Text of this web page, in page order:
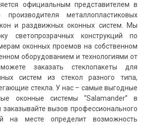
официальным представителем в
производителя металлопластиковых
и раздвижных оконных систем. Мы
светопрозрачных конструкций по
оконных проемов на собственном
оборудованием и технологиями от
заказать стеклопакеты для
систем из стекол разного типа,
стекла. У нас – самые выгодные
оконные системы “Salamander” в
заказывайте вызов профессионального
на месте определит возможность